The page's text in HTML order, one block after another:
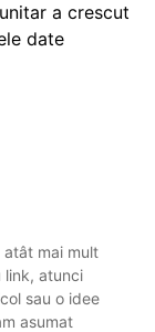
a crescut
date
mai mult
link, atunci
sau o idee
asumat